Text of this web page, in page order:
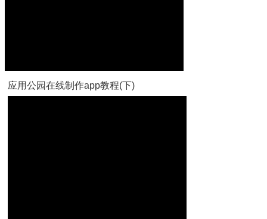
应用公园在线制作app教程(下)